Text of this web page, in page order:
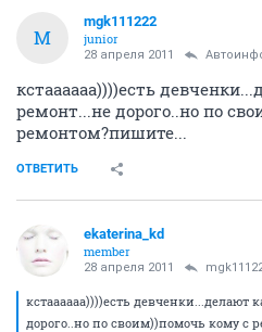
M
mgk111222
junior
28 апреля 2011
кстаааааа))))есть
ремонт...не дорого..но по
ремонтом?пишите...
ОТВЕТИТЬ
ekaterina_kd
member
28 апреля 2011
кстаааааа))))есть девченки...делают
дорого..но по своим))помочь кому с